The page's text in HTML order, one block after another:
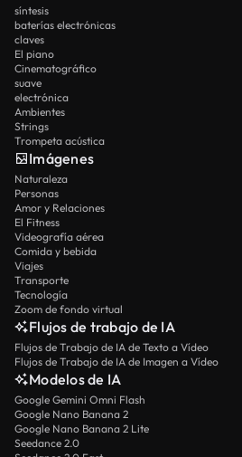
síntesis
baterías electrónicas
claves
El piano
Cinematográfico
suave
electrónica
Ambientes
Strings
Trompeta acústica
Imágenes
Naturaleza
Personas
Amor y Relaciones
El Fitness
Videografía aérea
Comida y bebida
Viajes
Transporte
Tecnología
Zoom de fondo virtual
Flujos de trabajo de IA
Flujos de Trabajo de IA de Texto a Vídeo
Flujos de Trabajo de IA de Imagen a Vídeo
Modelos de IA
Google Gemini Omni Flash
Google Nano Banana 2
Google Nano Banana 2 Lite
Seedance 2.0